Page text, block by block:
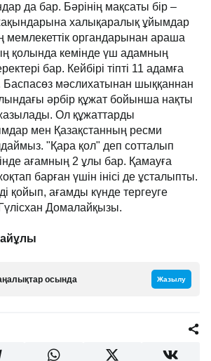
да бар. Бәрінің мақсаты бір –
халықаралық ұйымдар
мемлекеттік органдарынан араша
қолында кемінде үш адамның
бар. Кейбірі тіпті 11 адамға
Баспасөз мәслихатынан шыққаннан
әрбір құжат бойынша нақты
Ол құжаттарды
мен Қазақстанның ресми
"Қара қол" деп сотталып
ағамның 2 ұлы бар. Қамауға
барған үшін інісі де ұсталыпты.
қойып, ағамды күнде тергеуге
Домалайқызы.
осында Жазылу